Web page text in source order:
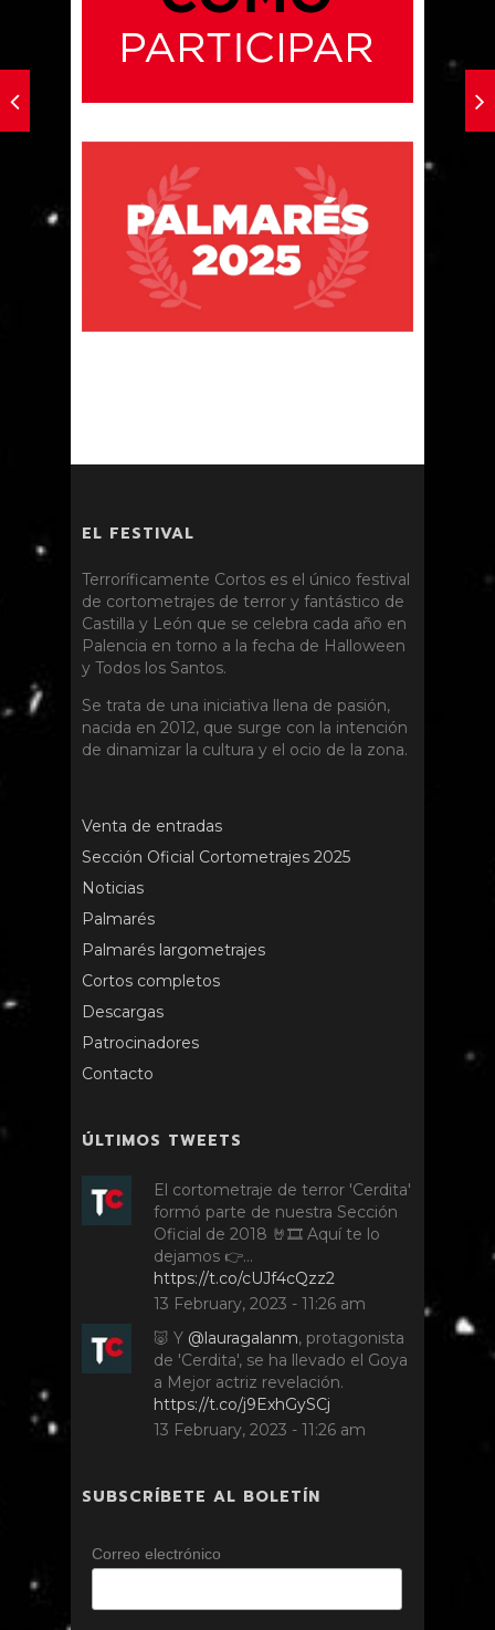
EL FESTIVAL
Terroríficamente Cortos es el único festival
de cortometrajes de terror y fantástico de
Castilla y León que se celebra cada año en
Palencia en torno a la fecha de Halloween
y Todos los Santos.
Se trata de una iniciativa llena de pasión,
nacida en 2012, que surge con la intención
de dinamizar la cultura y el ocio de la zona.
Venta de entradas
Sección Oficial Cortometrajes 2025
Noticias
Palmarés
Palmarés largometrajes
Cortos completos
Descargas
Patrocinadores
Contacto
ÚLTIMOS TWEETS
El cortometraje de terror 'Cerdita'
formó parte de nuestra Sección
Oficial de 2018 🤘🎞️ Aquí te lo
dejamos 👉…
https://t.co/cUJf4cQzz2
13 February, 2023 - 11:26 am
🐷 Y @lauragalanm, protagonista
de 'Cerdita', se ha llevado el Goya
a Mejor actriz revelación.
https://t.co/j9ExhGySCj
13 February, 2023 - 11:26 am
SUBSCRÍBETE AL BOLETÍN
Correo electrónico